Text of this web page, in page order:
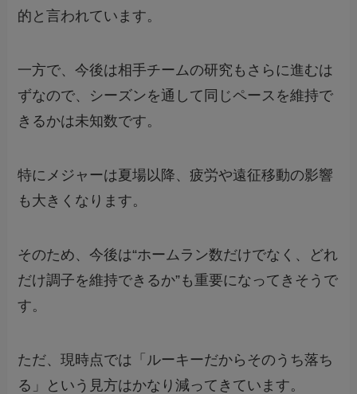
的と言われています。
一方で、今後は相手チームの研究もさらに進むは
ずなので、シーズンを通して同じペースを維持で
きるかは未知数です。
特にメジャーは夏場以降、疲労や遠征移動の影響
も大きくなります。
そのため、今後は“ホームラン数だけでなく、どれ
だけ調子を維持できるか”も重要になってきそうで
す。
ただ、現時点では「ルーキーだからそのうち落ち
る」という見方はかなり減ってきています。